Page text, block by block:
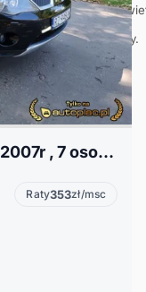
Mitsubishi Outlander II 2.0 II, 2007r , 7 osobowy Bogata wersja
Raty353zł/msc